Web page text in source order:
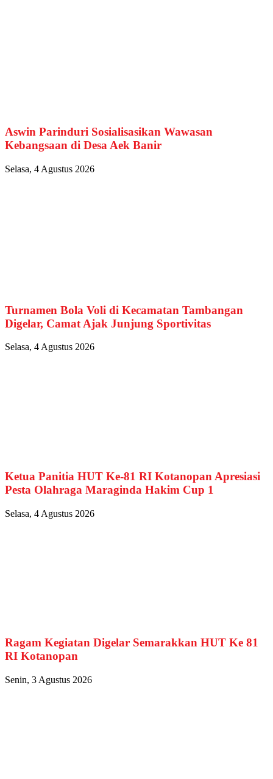
Aswin Parinduri Sosialisasikan Wawasan
Kebangsaan di Desa Aek Banir
Selasa, 4 Agustus 2026
Turnamen Bola Voli di Kecamatan Tambangan
Digelar, Camat Ajak Junjung Sportivitas
Selasa, 4 Agustus 2026
Ketua Panitia HUT Ke-81 RI Kotanopan Apresiasi
Pesta Olahraga Maraginda Hakim Cup 1
Selasa, 4 Agustus 2026
Ragam Kegiatan Digelar Semarakkan HUT Ke 81
RI Kotanopan
Senin, 3 Agustus 2026